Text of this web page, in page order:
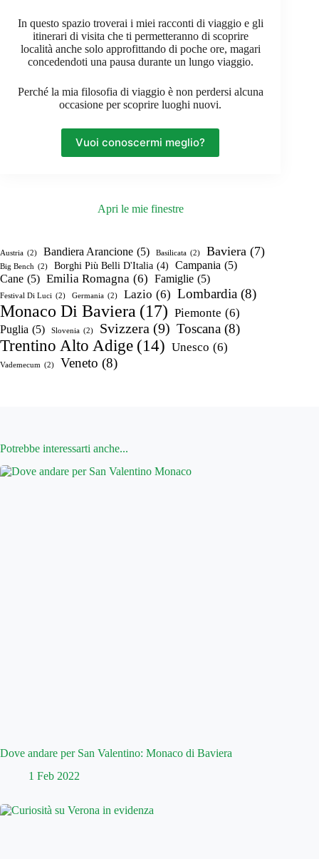
In questo spazio troverai i miei racconti di viaggio e gli
itinerari di visita che ti permetteranno di scoprire
località anche solo approfittando di poche ore, magari
concedendoti una pausa durante un lungo viaggio.
Perché la mia filosofia di viaggio è non perdersi alcuna
occasione per scoprire luoghi nuovi.
Vuoi conoscermi meglio?
Apri le mie finestre
Austria (2) Bandiera Arancione (5) Basilicata (2) Baviera (7)
Big Bench (2) Borghi Più Belli D'Italia (4) Campania (5)
Cane (5) Emilia Romagna (6) Famiglie (5)
Festival Di Luci (2) Germania (2) Lazio (6) Lombardia (8)
Monaco Di Baviera (17) Piemonte (6)
Puglia (5) Slovenia (2) Svizzera (9) Toscana (8)
Trentino Alto Adige (14) Unesco (6)
Vademecum (2) Veneto (8)
Potrebbe interessarti anche...
Dove andare per San Valentino: Monaco di Baviera
1 Feb 2022